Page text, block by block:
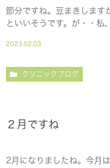
節分ですね。豆まきします
といいそうです。が・・
2023.02.03
クリニックブログ
２月ですね
2月になりましたね。今月